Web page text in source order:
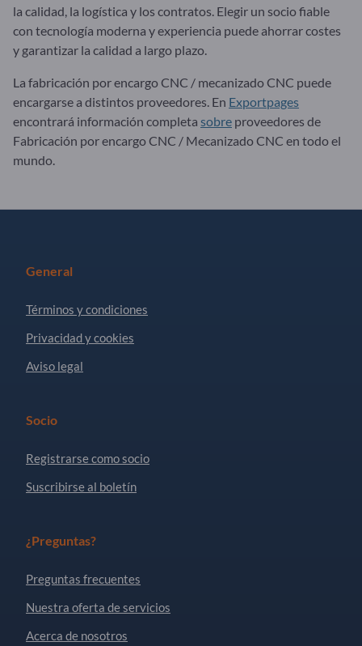
la calidad, la logística y los contratos. Elegir un socio fiable
con tecnología moderna y experiencia puede ahorrar costes
y garantizar la calidad a largo plazo.
La fabricación por encargo CNC / mecanizado CNC puede
encargarse a distintos proveedores. En Exportpages
encontrará información completa sobre proveedores de
Fabricación por encargo CNC / Mecanizado CNC en todo el
mundo.
General
Términos y condiciones
Privacidad y cookies
Aviso legal
Socio
Registrarse como socio
Suscribirse al boletín
¿Preguntas?
Preguntas frecuentes
Nuestra oferta de servicios
Acerca de nosotros